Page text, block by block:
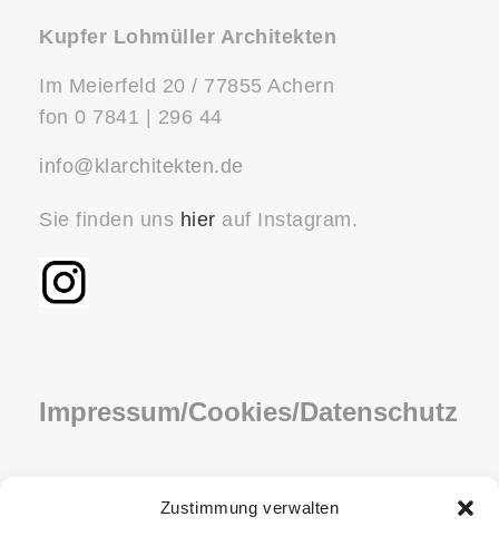
Zustimmung verwalten
Kupfer Lohmüller Architekten
Im Meierfeld 20 / 77855 Achern
fon 0 7841 | 296 44
info@klarchitekten.de
Sie finden uns hier auf Instagram.
Impressum/Cookies/Datenschutz